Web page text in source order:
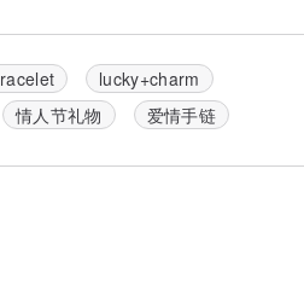
、圣诞卡、情人节卡等等，欢迎大家
lucky+charm
情人节礼物
爱情手链